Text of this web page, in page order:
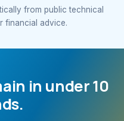
from public technical
financial advice.
in under 10